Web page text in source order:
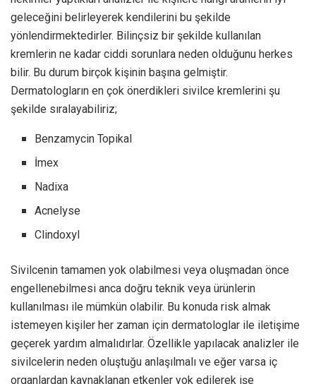
geleceğini belirleyerek kendilerini bu şekilde
yönlendirmektedirler. Bilinçsiz bir şekilde kullanılan
kremlerin ne kadar ciddi sorunlara neden olduğunu herkes
bilir. Bu durum birçok kişinin başına gelmiştir.
Dermatologların en çok önerdikleri sivilce kremlerini şu
şekilde sıralayabiliriz;
Benzamycin Topikal
İmex
Nadixa
Acnelyse
Clindoxyl
Sivilcenin tamamen yok olabilmesi veya oluşmadan önce
engellenebilmesi anca doğru teknik veya ürünlerin
kullanılması ile mümkün olabilir. Bu konuda risk almak
istemeyen kişiler her zaman için dermatologlar ile iletişime
geçerek yardım almalıdırlar. Özellikle yapılacak analizler ile
sivilcelerin neden oluştuğu anlaşılmalı ve eğer varsa iç
organlardan kaynaklanan etkenler yok edilerek işe